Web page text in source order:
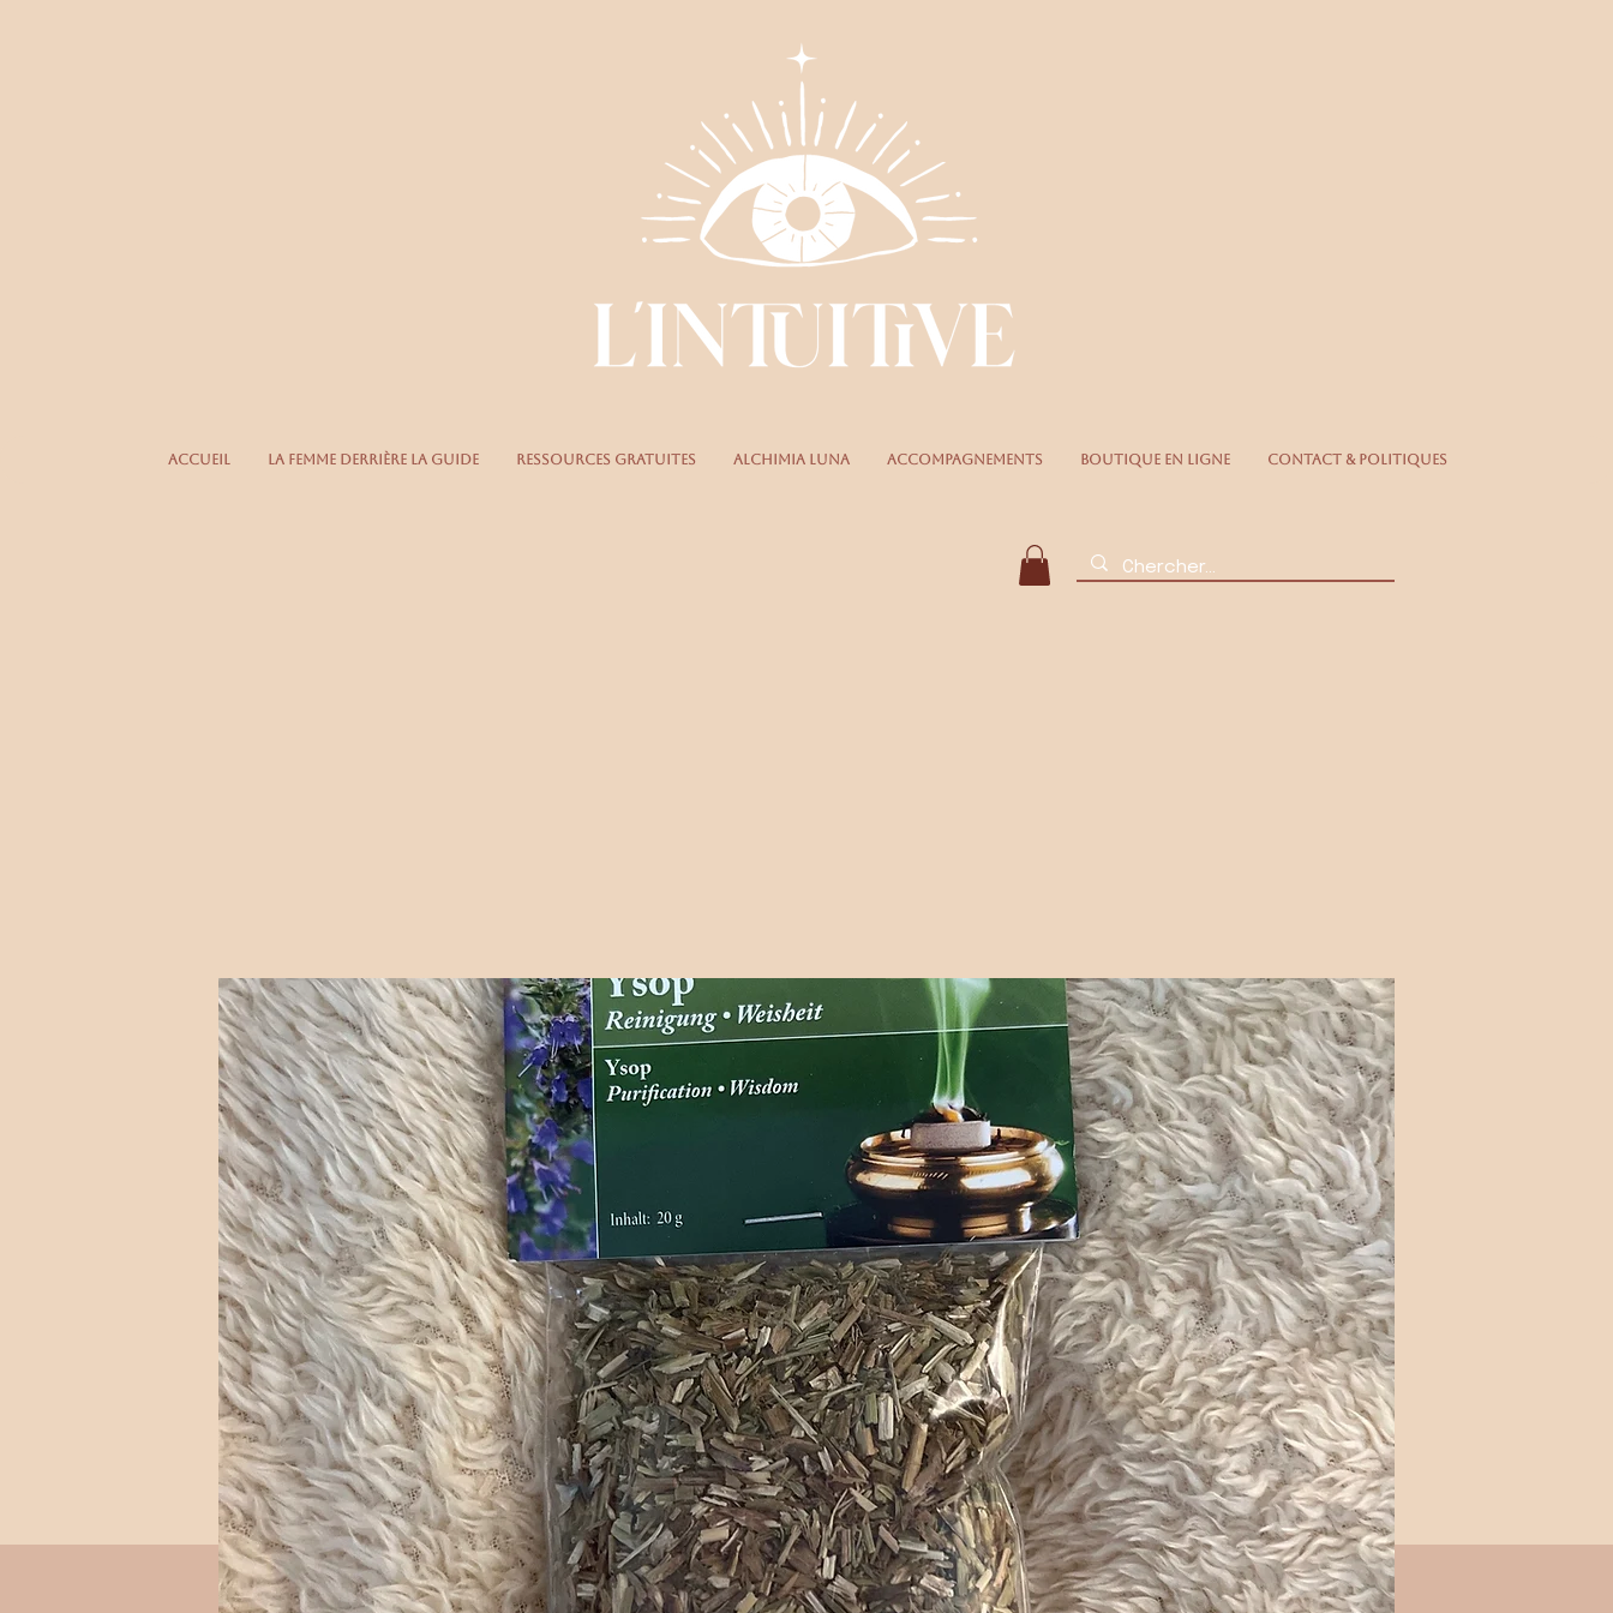
Se connecter
Accueil La femme derrière la guide Ressources gratuites Alchimia Luna Accompagnements Boutique en ligne Contact & Politiques